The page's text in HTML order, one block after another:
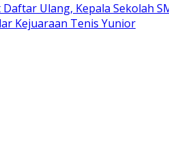
Ulang, Kepala Sekolah
Kejuaraan Tenis Yunior